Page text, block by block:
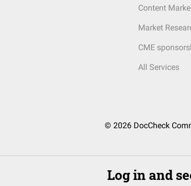
Content
Market
CME
All Services
© 2026 DocCheck
Log in and